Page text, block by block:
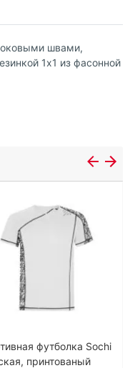
швами,
1х1 из фасонной
футболка Sochi
принтованый